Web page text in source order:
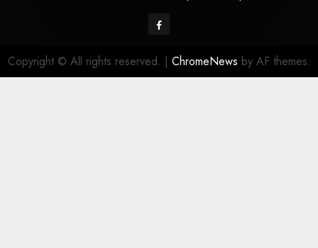
Copyright © All rights reserved. | ChromeNews by AF themes.